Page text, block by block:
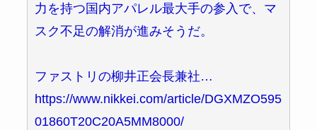
力を持つ国内アパレル最大手の参入で、マ
スク不足の解消が進みそうだ。
ファストリの柳井正会長兼社…
https://www.nikkei.com/article/DGXMZO595
01860T20C20A5MM8000/